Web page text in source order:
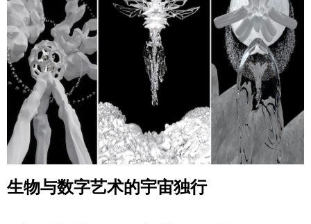
生物与数字艺术的宇宙独行